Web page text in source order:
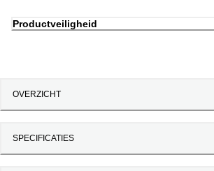
Productveiligheid
OVERZICHT
SPECIFICATIES